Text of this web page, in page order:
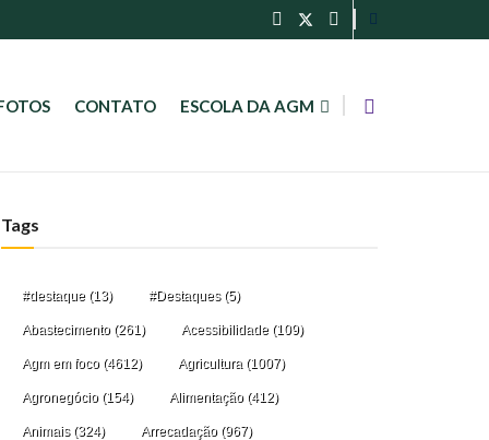
CONTATO ESCOLA DA AGM
Tags
#destaque (13) #Destaques(5)
Abastecimento(261) Acessibilidade (109)
Agm em foco(4612) Agricultura (1007)
Agronegócio(154) Alimentação(412)
Animais(324) Arrecadação(967)